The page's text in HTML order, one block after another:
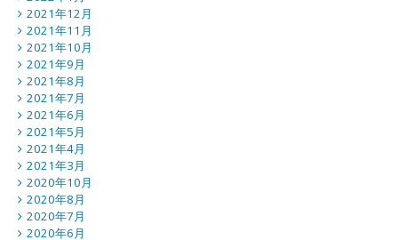
2021年12月
2021年11月
2021年10月
2021年9月
2021年8月
2021年7月
2021年6月
2021年5月
2021年4月
2021年3月
2020年10月
2020年8月
2020年7月
2020年6月